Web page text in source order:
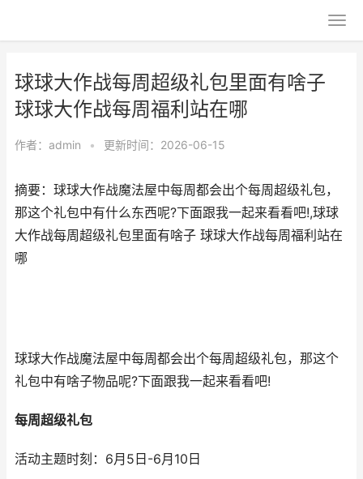
球球大作战每周超级礼包里面有啥子
球球大作战每周福利站在哪
作者： admin • 更新时间：2026-06-15
摘要：球球大作战魔法屋中每周都会出个每周超级礼包，
那这个礼包中有什么东西呢?下面跟我一起来看看吧!,球球
大作战每周超级礼包里面有啥子 球球大作战每周福利站在
哪
球球大作战魔法屋中每周都会出个每周超级礼包，那这个
礼包中有啥子物品呢?下面跟我一起来看看吧!
每周超级礼包
活动主题时刻：6月5日-6月10日